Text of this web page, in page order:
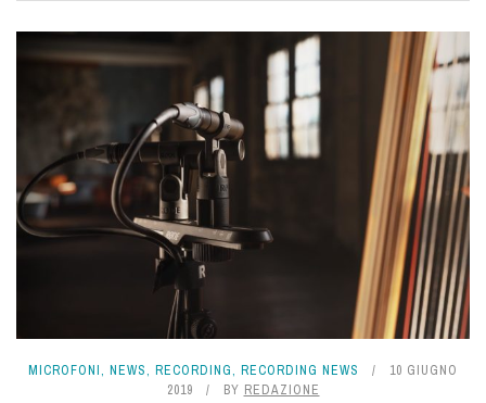
MICROFONI, NEWS, RECORDING, RECORDING NEWS
10 GIUGNO
2019
BY REDAZIONE